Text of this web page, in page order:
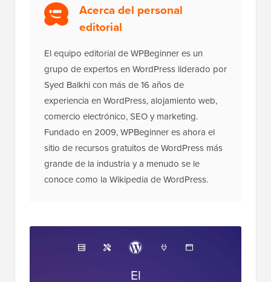
Acerca del personal
editorial
El equipo editorial de WPBeginner es un
grupo de expertos en WordPress liderado por
Syed Balkhi con más de 16 años de
experiencia en WordPress, alojamiento web,
comercio electrónico, SEO y marketing.
Fundado en 2009, WPBeginner es ahora el
sitio de recursos gratuitos de WordPress más
grande de la industria y a menudo se le
conoce como la Wikipedia de WordPress.
El